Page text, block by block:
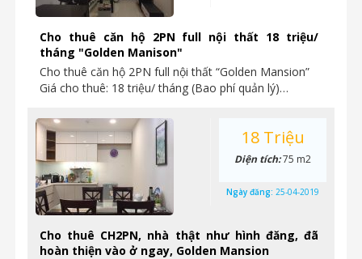
Cho thuê căn hộ 2PN full nội thất 18 triệu/
tháng "Golden Manison"
Cho thuê căn hộ 2PN full nội thất “Golden Mansion”
Giá cho thuê: 18 triệu/ tháng (Bao phí quản lý)…
Cho thuê CH2PN, nhà thật như hình đăng, đã
hoàn thiện vào ở ngay, Golden Mansion
18 Triệu
Diện tích:75 m2
Ngày đăng: 25-04-2019